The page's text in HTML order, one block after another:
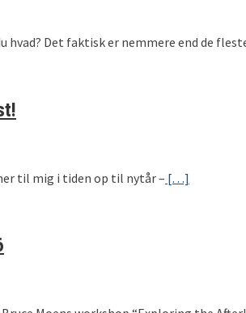
hvad? Det faktisk er nemmere end de
til mig i tiden op til nytår – […]